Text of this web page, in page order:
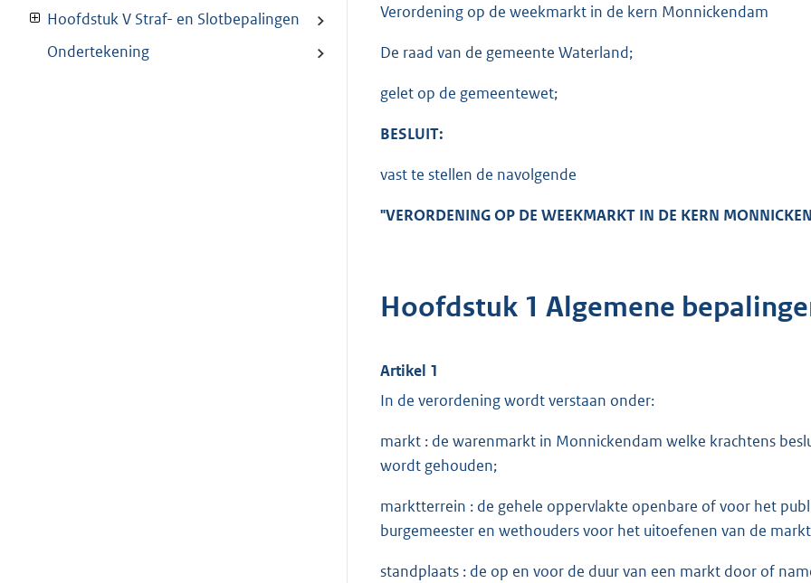
Hoofdstuk V Straf- en Slotbepalingen
Ondertekening
Verordening op de weekmarkt in de kern Monnickendam
De raad van de gemeente Waterland;
gelet op de gemeentewet;
BESLUIT:
vast te stellen de navolgende
"VERORDENING OP DE WEEKMARKT IN DE KERN
Hoofdstuk 1 Algemene
Artikel 1
In de verordening wordt verstaan onder:
markt : de warenmarkt in Monnickendam welke krachtens
wordt gehouden;
marktterrein : de gehele oppervlakte openbare of voor het
burgemeester en wethouders voor het uitoefenen van de
standplaats : de op en voor de duur van een markt door of